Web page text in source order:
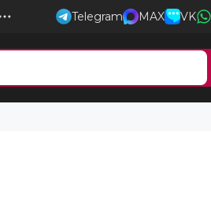
Telegram MAX VK